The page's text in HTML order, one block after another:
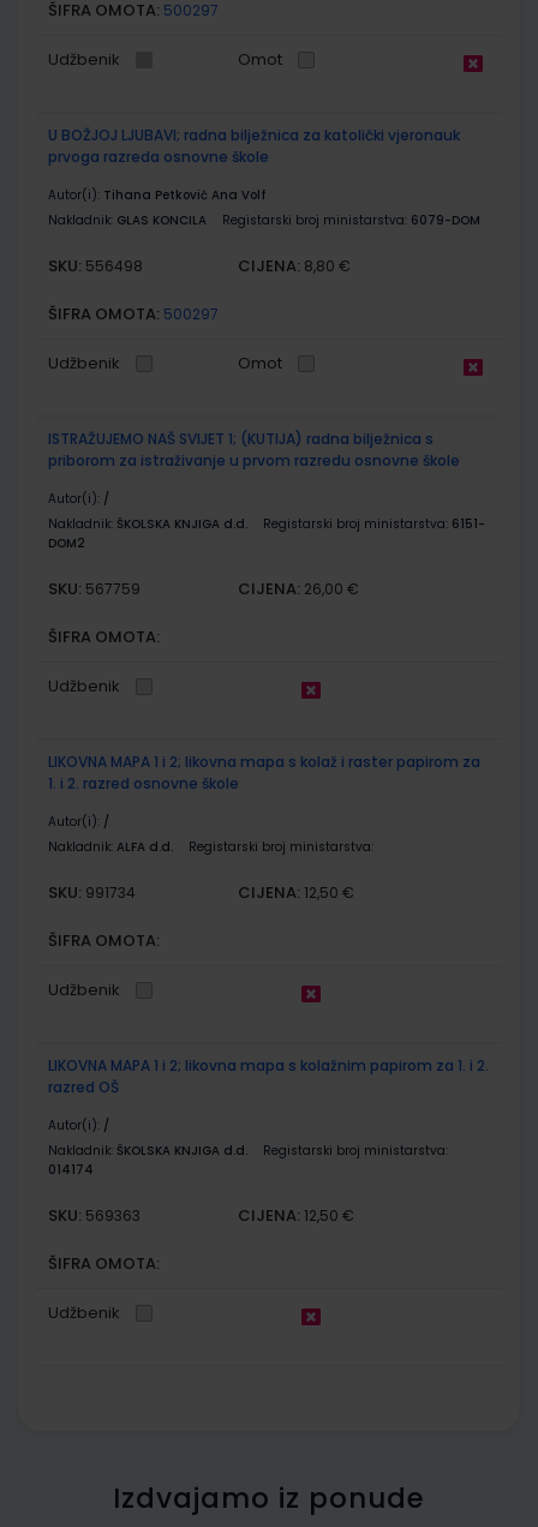
ŠIFRA OMOTA: 500297
Udžbenik Omot
U BOŽJOJ LJUBAVI; radna bilježnica za katolički vjeronauk
prvoga razreda osnovne škole
Autor(i): Tihana Petković Ana Volf
Nakladnik: GLAS KONCILA Registarski broj ministarstva: 6079-DOM
SKU: 556498 CIJENA: 8,80 €
ŠIFRA OMOTA: 500297
Udžbenik Omot
ISTRAŽUJEMO NAŠ SVIJET 1; (KUTIJA) radna bilježnica s
priborom za istraživanje u prvom razredu osnovne škole
Autor(i): /
Nakladnik: ŠKOLSKA KNJIGA d.d. Registarski broj ministarstva: 6151-
DOM2
SKU: 567759 CIJENA: 26,00 €
ŠIFRA OMOTA:
Udžbenik
LIKOVNA MAPA 1 i 2; likovna mapa s kolaž i raster papirom za
1. i 2. razred osnovne škole
Autor(i): /
Nakladnik: ALFA d.d. Registarski broj ministarstva:
SKU: 991734 CIJENA: 12,50 €
ŠIFRA OMOTA:
Udžbenik
LIKOVNA MAPA 1 i 2; likovna mapa s kolažnim papirom za 1. i 2.
razred OŠ
Autor(i): /
Nakladnik: ŠKOLSKA KNJIGA d.d.
Registarski broj ministarstva:
014174
SKU: 569363 CIJENA: 12,50 €
ŠIFRA OMOTA:
Udžbenik
Izdvajamo iz ponude